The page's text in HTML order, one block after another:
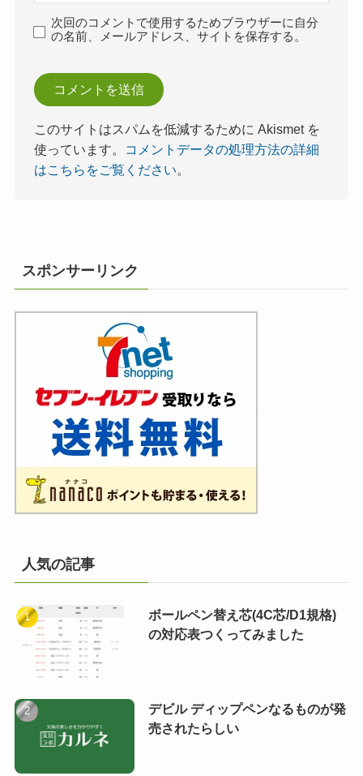
次回のコメントで使用するためブラウザーに自分
の名前、メールアドレス、サイトを保存する。
このサイトはスパムを低減するために Akismet を
使っています。
コメントデータの処理方法の詳細
はこちらをご覧ください。
スポンサーリンク
人気の記事
ボールペン替え芯(4C芯/D1規格)
の対応表つくってみました
デビル ディップペンなるものが発
売されたらしい